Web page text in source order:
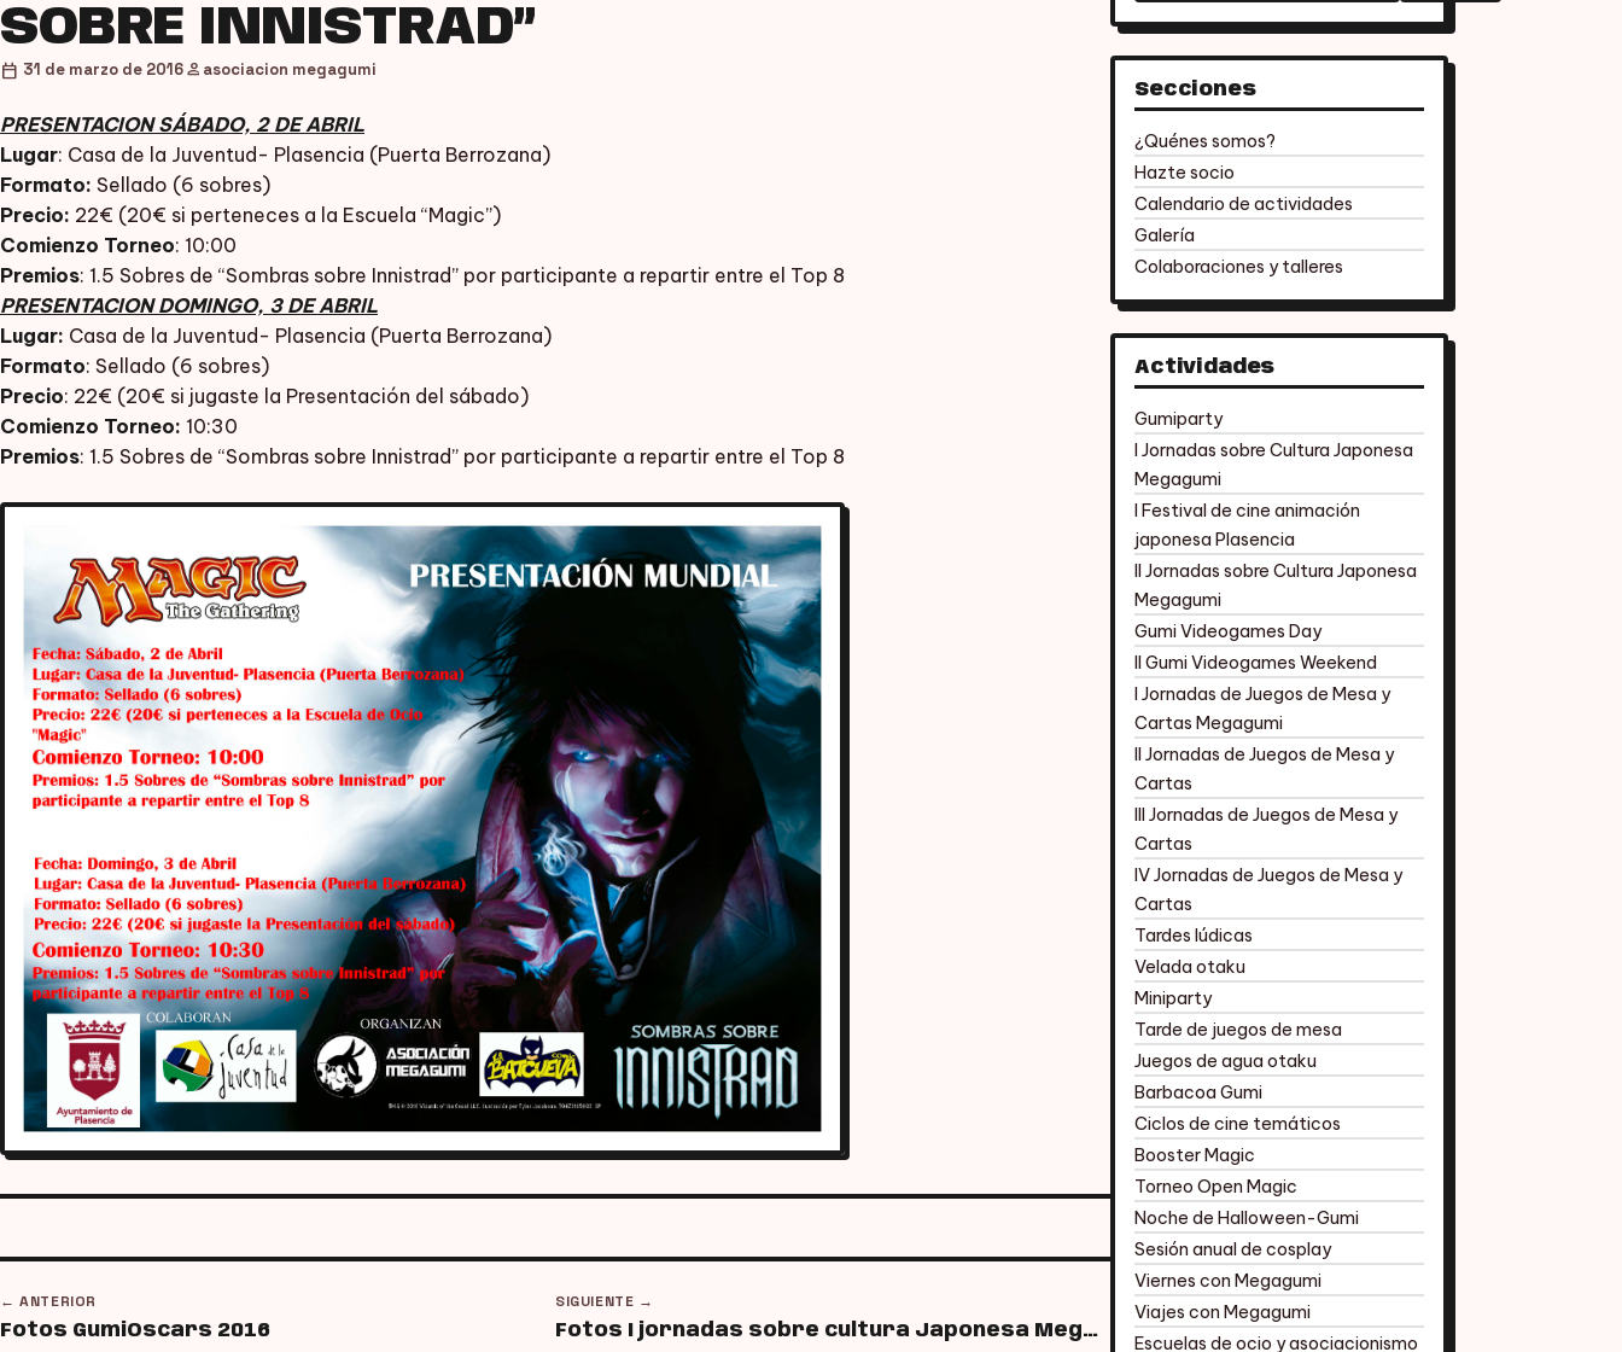
SOBRE INNISTRAD”
calendar_today 31 de marzo de 2016person asociacion megagumi
PRESENTACION SÁBADO, 2 DE ABRIL
Lugar: Casa de la Juventud- Plasencia (Puerta Berrozana)
Formato: Sellado (6 sobres)
Precio: 22€ (20€ si perteneces a la Escuela “Magic”)
Comienzo Torneo: 10:00
Premios: 1.5 Sobres de “Sombras sobre Innistrad” por participante a repartir entre el Top 8
PRESENTACION DOMINGO, 3 DE ABRIL
Lugar: Casa de la Juventud- Plasencia (Puerta Berrozana)
Formato: Sellado (6 sobres)
Precio: 22€ (20€ si jugaste la Presentación del sábado)
Comienzo Torneo: 10:30
Premios: 1.5 Sobres de “Sombras sobre Innistrad” por participante a repartir entre el Top 8
← ANTERIOR
Fotos GumiOscars 2016
SIGUIENTE →
Fotos I jornadas sobre cultura Japonesa Megagumi
Secciones
¿Quénes somos?
Hazte socio
Calendario de actividades
Galería
Colaboraciones y talleres
Actividades
Gumiparty
I Jornadas sobre Cultura Japonesa
Megagumi
I Festival de cine animación
japonesa Plasencia
II Jornadas sobre Cultura Japonesa
Megagumi
Gumi Videogames Day
II Gumi Videogames Weekend
I Jornadas de Juegos de Mesa y
Cartas Megagumi
II Jornadas de Juegos de Mesa y
Cartas
III Jornadas de Juegos de Mesa y
Cartas
IV Jornadas de Juegos de Mesa y
Cartas
Tardes lúdicas
Velada otaku
Miniparty
Tarde de juegos de mesa
Juegos de agua otaku
Barbacoa Gumi
Ciclos de cine temáticos
Booster Magic
Torneo Open Magic
Noche de Halloween-Gumi
Sesión anual de cosplay
Viernes con Megagumi
Viajes con Megagumi
Escuelas de ocio y asociacionismo